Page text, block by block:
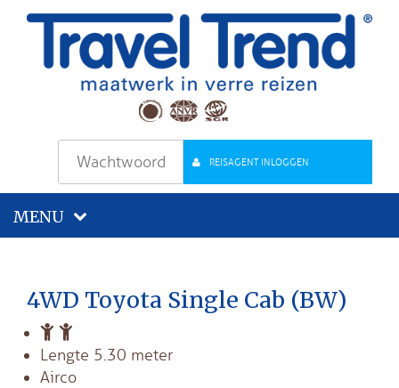
REISAGENT INLOGGEN
MENU
4WD Toyota Single Cab (BW)
Lengte 5.30 meter
Airco